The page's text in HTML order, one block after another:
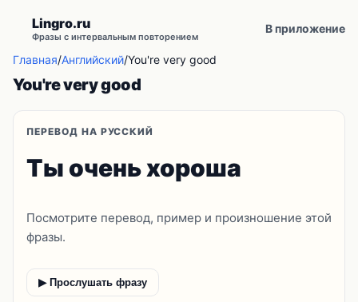
Lingro.ru
Фразы с интервальным повторением
В приложение
Главная/Английский/You're very good
You're very good
ПЕРЕВОД НА РУССКИЙ
Ты очень хороша
Посмотрите перевод, пример и произношение этой
фразы.
▶ Прослушать фразу